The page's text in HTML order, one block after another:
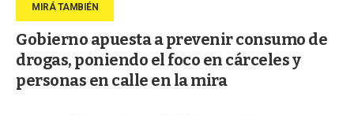
Gobierno apuesta a prevenir consumo de
drogas, poniendo el foco en cárceles y
personas en calle en la mira